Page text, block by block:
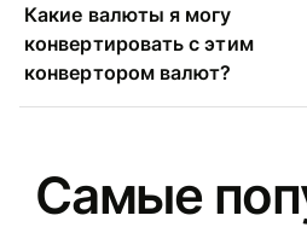
Какие валюты я могу
конвертировать с этим
конвертором валют?
Самые